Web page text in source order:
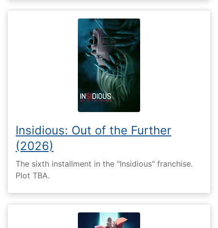
Insidious: Out of the Further
(2026)
The sixth installment in the "Insidious" franchise.
Plot TBA.